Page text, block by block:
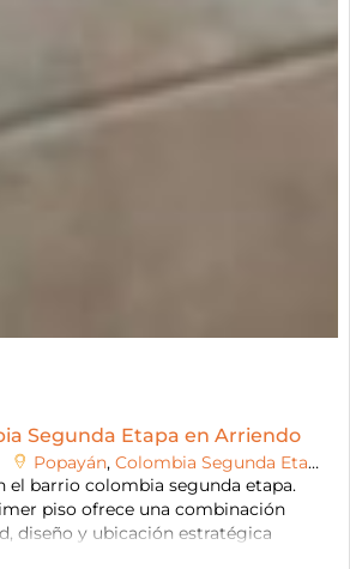
Segunda Etapa en Arriendo
Popayán, Colombia Segunda Etapa
el barrio colombia segunda etapa.
piso ofrece una combinación
diseño y ubicación estratégica